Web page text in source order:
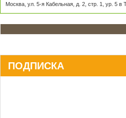
Москва, ул. 5-я Кабельная, д. 2, стр. 1, ур. 5 в
ПОДПИСКА